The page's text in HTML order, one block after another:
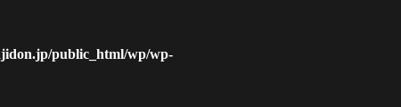
public_html/wp/wp-